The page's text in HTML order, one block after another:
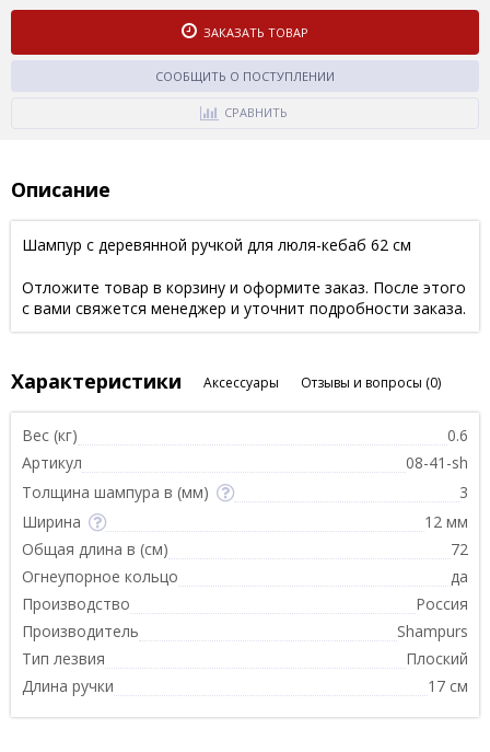
ЗАКАЗАТЬ ТОВАР
СООБЩИТЬ О ПОСТУПЛЕНИИ
СРАВНИТЬ
Описание
Шампур с деревянной ручкой для люля-кебаб 62 см
Отложите товар в корзину и оформите заказ. После этого
с вами свяжется менеджер и уточнит подробности заказа.
Характеристики Аксессуары Отзывы и вопросы (0)
Вес (кг)
0.6
Артикул
08-41-sh
Толщина шампура в (мм)
3
Ширина
12 мм
Общая длина в (см)
72
Огнеупорное кольцо
да
Производство
Россия
Производитель
Shampurs
Тип лезвия
Плоский
Длина ручки
17 см